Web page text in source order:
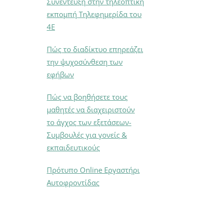
εκπομπή Τηλεφημερίδα του
4Ε
Πώς το διαδίκτυο επηρεάζει
την ψυχοσύνθεση των
εφήβων
Πώς να βοηθήσετε τους
μαθητές να διαχειριστούν
το άγχος των εξετάσεων-
Συμβουλές για γονείς &
εκπαιδευτικούς
Πρότυπο Online Εργαστήρι
Αυτοφροντίδας